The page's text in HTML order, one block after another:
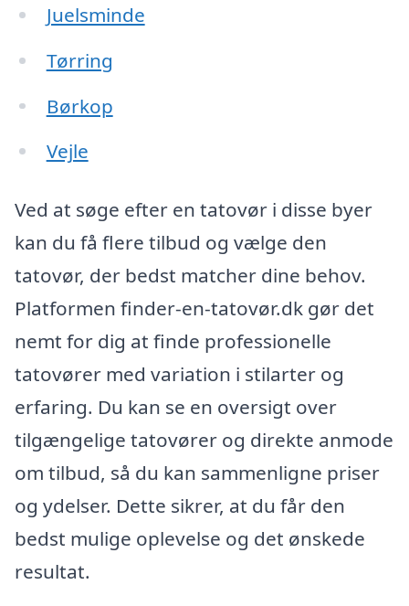
Juelsminde
Tørring
Børkop
Vejle
Ved at søge efter en tatovør i disse byer
kan du få flere tilbud og vælge den
tatovør, der bedst matcher dine behov.
Platformen finder-en-tatovør.dk gør det
nemt for dig at finde professionelle
tatovører med variation i stilarter og
erfaring. Du kan se en oversigt over
tilgængelige tatovører og direkte anmode
om tilbud, så du kan sammenligne priser
og ydelser. Dette sikrer, at du får den
bedst mulige oplevelse og det ønskede
resultat.